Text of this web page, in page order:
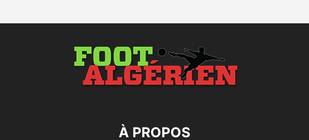
À PROPOS